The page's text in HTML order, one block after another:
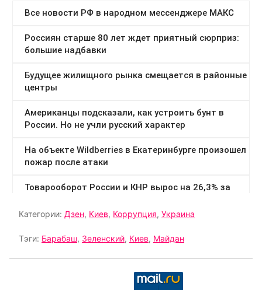
Категории: Дзен, Киев, Коррупция, Украина
Тэги: Барабаш, Зеленский, Киев, Майдан